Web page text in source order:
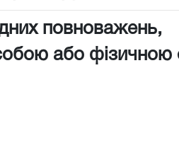
повноважень,
або фізичною